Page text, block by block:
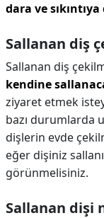
dara ve
Sallanan diş
Sallanan diş
kendine
ziyaret etmek
bazı durumlarda
dişlerin evde
eğer dişiniz
görünmelisiniz.
Sallanan dişi